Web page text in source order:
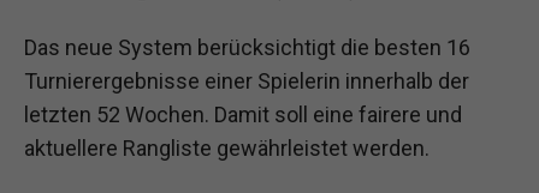
Das neue System berücksichtigt die besten 16
Turnierergebnisse einer Spielerin innerhalb der
letzten 52 Wochen. Damit soll eine fairere und
aktuellere Rangliste gewährleistet werden.